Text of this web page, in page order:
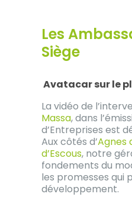
Les
Siège
Avatacar sur le
La vidéo de
Massa, dans
d’Entreprises est
Aux côtés d’Agnes
d’Escous, notre
fondements du
les promesses qui
développement.